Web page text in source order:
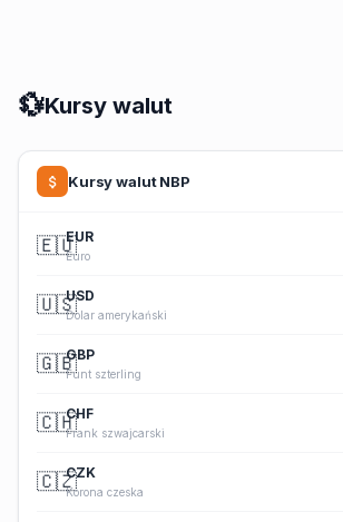
💱Kursy walut
Kursy walut NBP
🇪🇺EUR
Euro
🇺🇸USD
Dolar amerykański
🇬🇧GBP
Funt szterling
🇨🇭CHF
Frank szwajcarski
🇨🇿CZK
Korona czeska